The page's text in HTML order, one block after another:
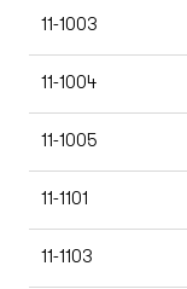
11-1003
11-1004
11-1005
11-1101
11-1103